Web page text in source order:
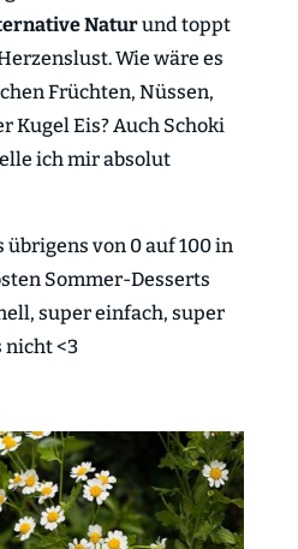
Naturund toppt
Wie wäre es
Früchten, Nüssen,
Kugel Eis? Auch Schoki
ich mir absolut
übrigens von 0 auf 100 in
Sommer-Desserts
super einfach, super
nicht <3